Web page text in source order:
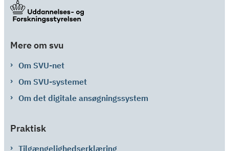
Mere om svu
Om SVU-net
Om SVU-systemet
Om det digitale ansøgningssystem
Praktisk
Tilgængelighedserklæring